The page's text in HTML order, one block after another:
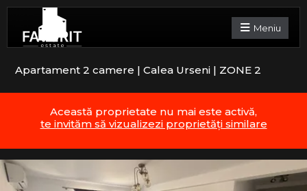
Meniu
Apartament 2 camere | Calea Urseni | ZONE 2
Această proprietate nu mai este activă,
te invităm să vizualizezi proprietăți similare